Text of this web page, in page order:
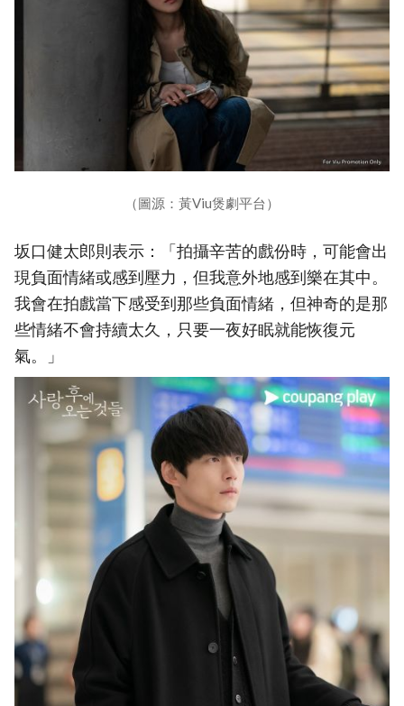
（圖源：黃Viu煲劇平台）
坂口健太郎則表示：「拍攝辛苦的戲份時，可能會出
現負面情緒或感到壓力，但我意外地感到樂在其中。
我會在拍戲當下感受到那些負面情緒，但神奇的是那
些情緒不會持續太久，只要一夜好眠就能恢復元
氣。」